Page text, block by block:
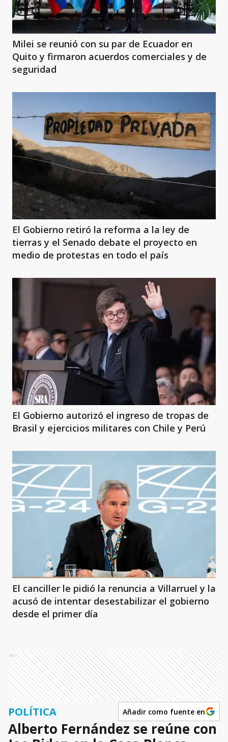
Milei se reunió con su par de Ecuador en
Quito y firmaron acuerdos comerciales y de
seguridad
El Gobierno retiró la reforma a la ley de
tierras y el Senado debate el proyecto en
medio de protestas en todo el país
El Gobierno autorizó el ingreso de tropas de
Brasil y ejercicios militares con Chile y Perú
El canciller le pidió la renuncia a Villarruel y la
acusó de intentar desestabilizar el gobierno
desde el primer día
Ads
POLÍTICA Añadir como fuente en
Alberto Fernández se reúne con